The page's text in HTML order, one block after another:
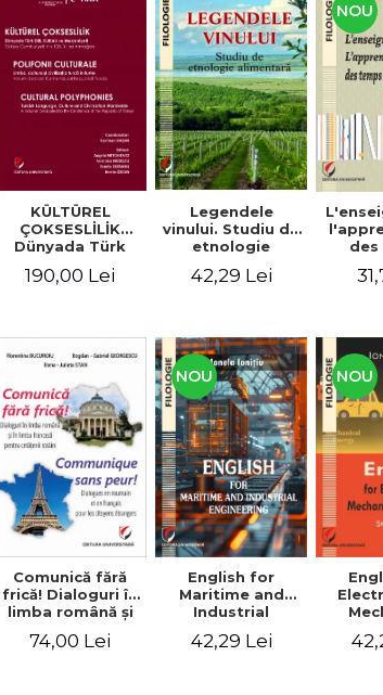
KÜLTÜREL
ÇOKSESLİLİK
Dünyada Türk
Medeniyeti.
Armağan/
POLIFONII
CULTURALE
Limba, cultura și
civilizația turcă în
lume. Volum
dedicat
Centenarului
190,00 Lei
Legendele
vinului. Studiu de
etnologie
42,29 Lei
NOU
des
Comunică fără
frică! Dialoguri în
limba română şi
pentru cetăţenii
74,00 Lei
NOU
English for
Maritime and
Industrial
42,29 Lei
NOU